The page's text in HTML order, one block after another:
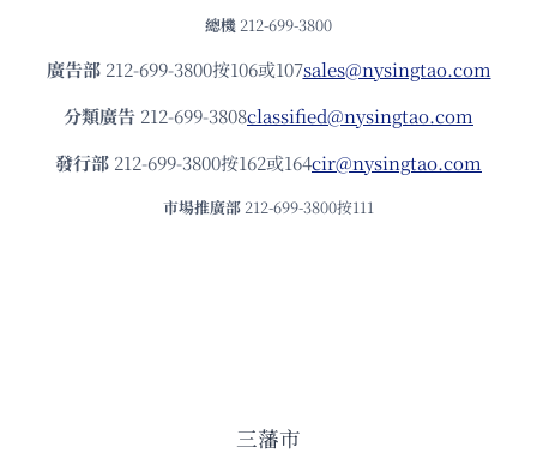
總機 212-699-3800
廣告部212-699-3800按106或107sales@nysingtao.com
分類廣告 212-699-3808classified@nysingtao.com
發⾏部 212-699-3800按162或164cir@nysingtao.com
市場推廣部 212-699-3800按111
三藩市